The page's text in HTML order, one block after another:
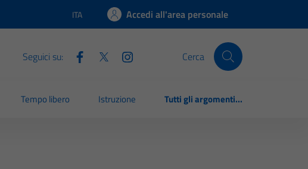
Lingua attiva:
ITA Accedi all'area personale
Seguici su: Cerca
Tempo libero Istruzione Tutti gli argomenti...